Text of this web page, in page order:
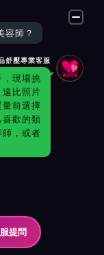
容師？
舒壓專業客服
現場挑
比照片
前選擇
歡的類
，或者
提問